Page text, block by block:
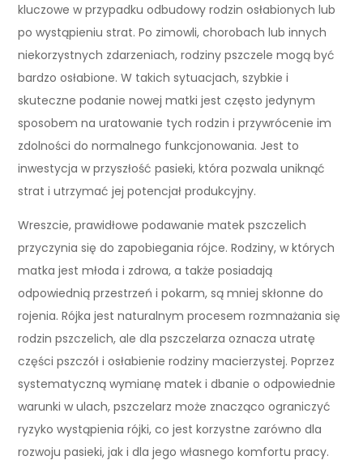
kluczowe w przypadku odbudowy rodzin osłabionych lub
po wystąpieniu strat. Po zimowli, chorobach lub innych
niekorzystnych zdarzeniach, rodziny pszczele mogą być
bardzo osłabione. W takich sytuacjach, szybkie i
skuteczne podanie nowej matki jest często jedynym
sposobem na uratowanie tych rodzin i przywrócenie im
zdolności do normalnego funkcjonowania. Jest to
inwestycja w przyszłość pasieki, która pozwala uniknąć
strat i utrzymać jej potencjał produkcyjny.
Wreszcie, prawidłowe podawanie matek pszczelich
przyczynia się do zapobiegania rójce. Rodziny, w których
matka jest młoda i zdrowa, a także posiadają
odpowiednią przestrzeń i pokarm, są mniej skłonne do
rojenia. Rójka jest naturalnym procesem rozmnażania się
rodzin pszczelich, ale dla pszczelarza oznacza utratę
części pszczół i osłabienie rodziny macierzystej. Poprzez
systematyczną wymianę matek i dbanie o odpowiednie
warunki w ulach, pszczelarz może znacząco ograniczyć
ryzyko wystąpienia rójki, co jest korzystne zarówno dla
rozwoju pasieki, jak i dla jego własnego komfortu pracy.